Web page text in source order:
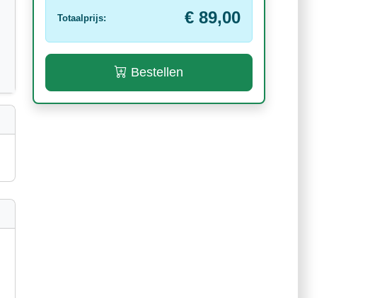
Totaalprijs: € 89,00
Bestellen